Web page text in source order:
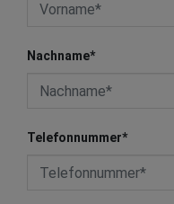
Nachname*
Telefonnummer*